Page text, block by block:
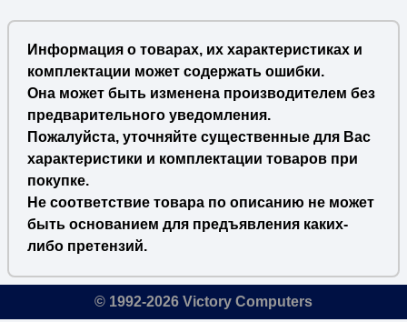
Информация о товарах, их характеристиках и
комплектации может содержать ошибки.
Она может быть изменена производителем без
предварительного уведомления.
Пожалуйста, уточняйте существенные для Вас
характеристики и комплектации товаров при
покупке.
Не соответствие товара по описанию не может
быть основанием для предъявления каких-
либо претензий.
© 1992-2026 Victory Computers